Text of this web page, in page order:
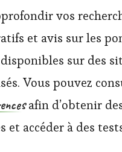
vos
et avis sur les
sur des
Vous pouvez
afin d’obtenir
et accéder à des